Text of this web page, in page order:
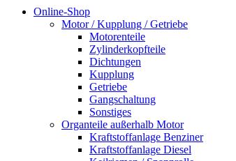
Online-Shop
Motor / Kupplung / Getriebe
Motorenteile
Zylinderkopfteile
Dichtungen
Kupplung
Getriebe
Gangschaltung
Sonstiges
Organteile außerhalb Motor
Kraftstoffanlage Benziner
Kraftstoffanlage Diesel